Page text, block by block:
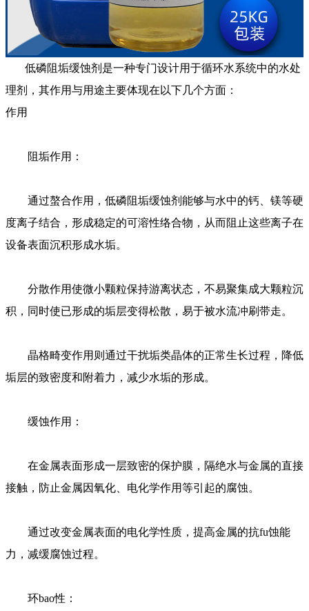
低磷阻垢缓蚀剂 是一种专门设计用于循环水系统中的水处
理剂，其作用与用途主要体现在以下几个方面：
作用
阻垢作用：
通过螯合作用，低磷阻垢缓蚀剂能够与水中的钙、镁等硬
度离子结合，形成稳定的可溶性络合物，从而阻止这些离子在
设备表面沉积形成水垢。
分散作用使微小颗粒保持游离状态，不易聚集成大颗粒沉
积，同时使已形成的垢层变得松散，易于被水流冲刷带走。
晶格畸变作用则通过干扰垢类晶体的正常生长过程，降低
垢层的致密度和附着力，减少水垢的形成。
缓蚀作用：
在金属表面形成一层致密的保护膜，隔绝水与金属的直接
接触，防止金属因氧化、电化学作用等引起的腐蚀。
通过改变金属表面的电化学性质，提高金属的抗fu蚀能
力，减缓腐蚀过程。
环bao性：